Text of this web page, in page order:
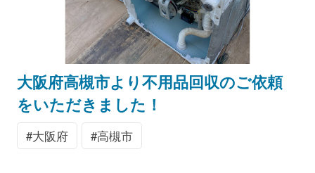
大阪府高槻市より不用品回収のご依頼
をいただきました！
大阪府 高槻市